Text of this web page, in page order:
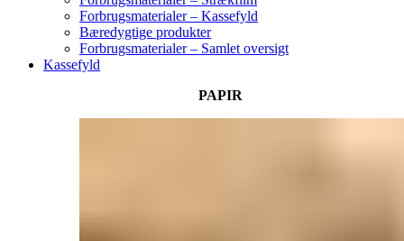
Forbrugsmaterialer – Kassefyld
Bæredygtige produkter
Forbrugsmaterialer – Samlet oversigt
Kassefyld
PAPIR